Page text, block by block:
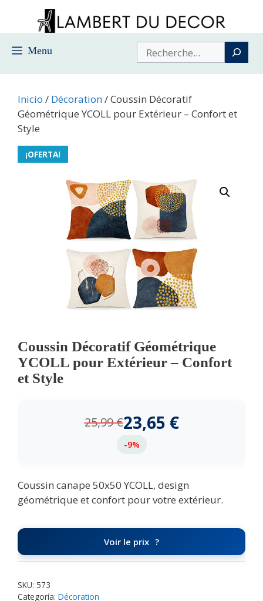
contenido
Menu Buscar
Inicio / Décoration/ Coussin Décoratif
Géométrique YCOLL pour Extérieur – Confort et
Style
¡OFERTA!
Coussin Décoratif Géométrique
YCOLL pour Extérieur – Confort
et Style
25,99€23,65 €
-9%
Coussin canape 50x50 YCOLL, design
géométrique et confort pour votre extérieur.
Voir le prix
SKU: 573
Categoría: Décoration